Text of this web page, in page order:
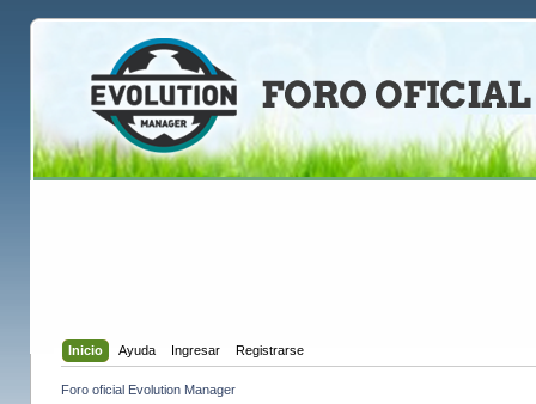
Inicio Ayuda Ingresar Registrarse
Foro oficial Evolution Manager